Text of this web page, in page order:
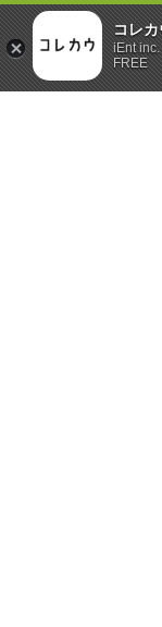
コレカ
iEnt inc.
FREE